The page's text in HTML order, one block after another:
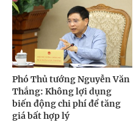
Phó Thủ tướng Nguyễn Văn
Thắng: Không lợi dụng
biến động chi phí để tăng
giá bất hợp lý